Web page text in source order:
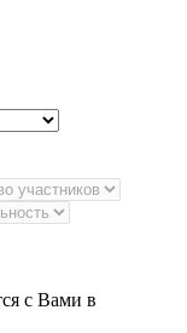
с Вами в